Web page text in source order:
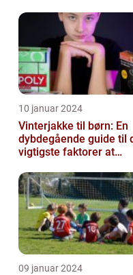
10 januar 2024
Vinterjakke til børn: En
dybdegående guide til
vigtigste faktorer at
09 januar 2024